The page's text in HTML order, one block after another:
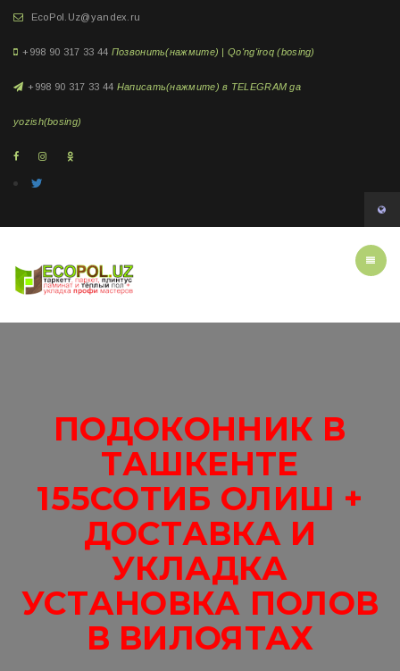
EcoPol.Uz@yandex.ru
+998 90 317 33 44 Позвонить(нажмите) | Qo'ng'iroq (bosing)
+998 90 317 33 44 Написать(нажмите) в TELEGRAM ga
yozish(bosing)
ПОДОКОННИК В
ТАШКЕНТЕ
155СОТИБ ОЛИШ +
ДОСТАВКА И
УКЛАДКА
УСТАНОВКА ПОЛОВ
В ВИЛОЯТАХ